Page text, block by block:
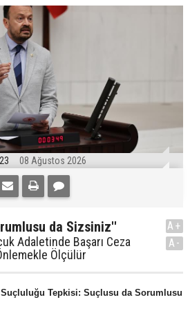
08 Ağustos 2026
da Sizsiniz''
Adaletinde Başarı Ceza
Ölçülür
A+
A-
Suçluluğu Tepkisi: Suçlusu da Sorumlusu